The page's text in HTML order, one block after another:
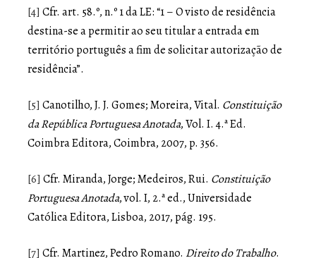
[4] Cfr. art. 58.º, n.º 1 da LE: “1 – O visto de residência
destina-se a permitir ao seu titular a entrada em
território português a fim de solicitar autorização de
residência”.
[5] Canotilho, J. J. Gomes; Moreira, Vital. Constituição
da República Portuguesa Anotada, Vol. I. 4.ª Ed.
Coimbra Editora, Coimbra, 2007, p. 356.
[6] Cfr. Miranda, Jorge; Medeiros, Rui. Constituição
Portuguesa Anotada, vol. I, 2.ª ed., Universidade
Católica Editora, Lisboa, 2017, pág. 195.
[7] Cfr. Martinez, Pedro Romano. Direito do Trabalho.